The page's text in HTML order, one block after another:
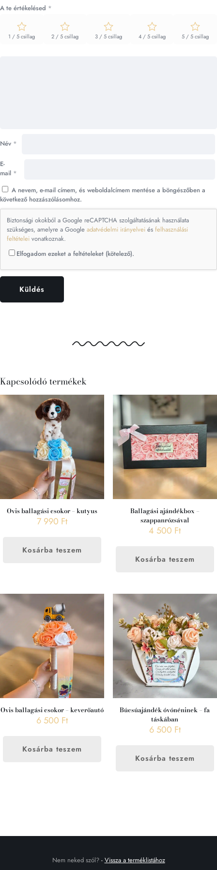
A te értékelésed *
1 / 5 csillag 2 / 5 csillag 3 / 5 csillag 4 / 5 csillag 5 / 5 csillag
Név *
E-
mail *
A nevem, e-mail címem, és weboldalcímem mentése a böngészőben a
következő hozzászólásomhoz.
Biztonsági okokból a Google reCAPTCHA szolgáltatásának használata
szükséges, amelyre a Google adatvédelmi irányelvei és felhasználási
feltételei vonatkoznak.
Elfogadom ezeket a feltételeket (kötelező).
Kapcsolódó termékek
Ovis ballagási csokor – kutyus
7 990 Ft
Kosárba teszem
Ballagási ajándékbox –
szappanrózsával
4 500 Ft
Kosárba teszem
Ovis ballagási csokor – keverőautó
6 500 Ft
Kosárba teszem
Búcsúajándék óvónéninek – fa
táskában
6 500 Ft
Kosárba teszem
Nem neked szól?- Vissza a terméklistához